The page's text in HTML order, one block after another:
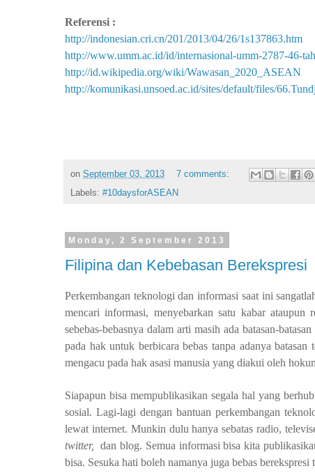
Referensi :
http://indonesian.cri.cn/201/2013/04/26/1s137863.htm
http://www.umm.ac.id/id/internasional-umm-2787-46-
http://id.wikipedia.org/wiki/Wawasan_2020_ASEAN
http://komunikasi.unsoed.ac.id/sites/default/files/
on September 03, 2013
7 comments:
Labels: #10daysforASEAN
Monday, 2 September 2013
Filipina dan Kebebasan Berekspresi
Perkembangan teknologi dan informasi saat ini
mencari informasi, menyebarkan satu kabar ataupun
sebebas-bebasnya dalam arti masih ada batasan-
pada hak untuk berbicara bebas tanpa adanya
mengacu pada hak asasi manusia yang diakui oleh
Siapapun bisa mempublikasikan segala hal yang
sosial. Lagi-lagi dengan bantuan perkembangan
lewat internet. Munkin dulu hanya sebatas radio,
twitter,
dan blog. Semua informasi bisa kita
bisa. Sesuka hati boleh namanya juga bebas